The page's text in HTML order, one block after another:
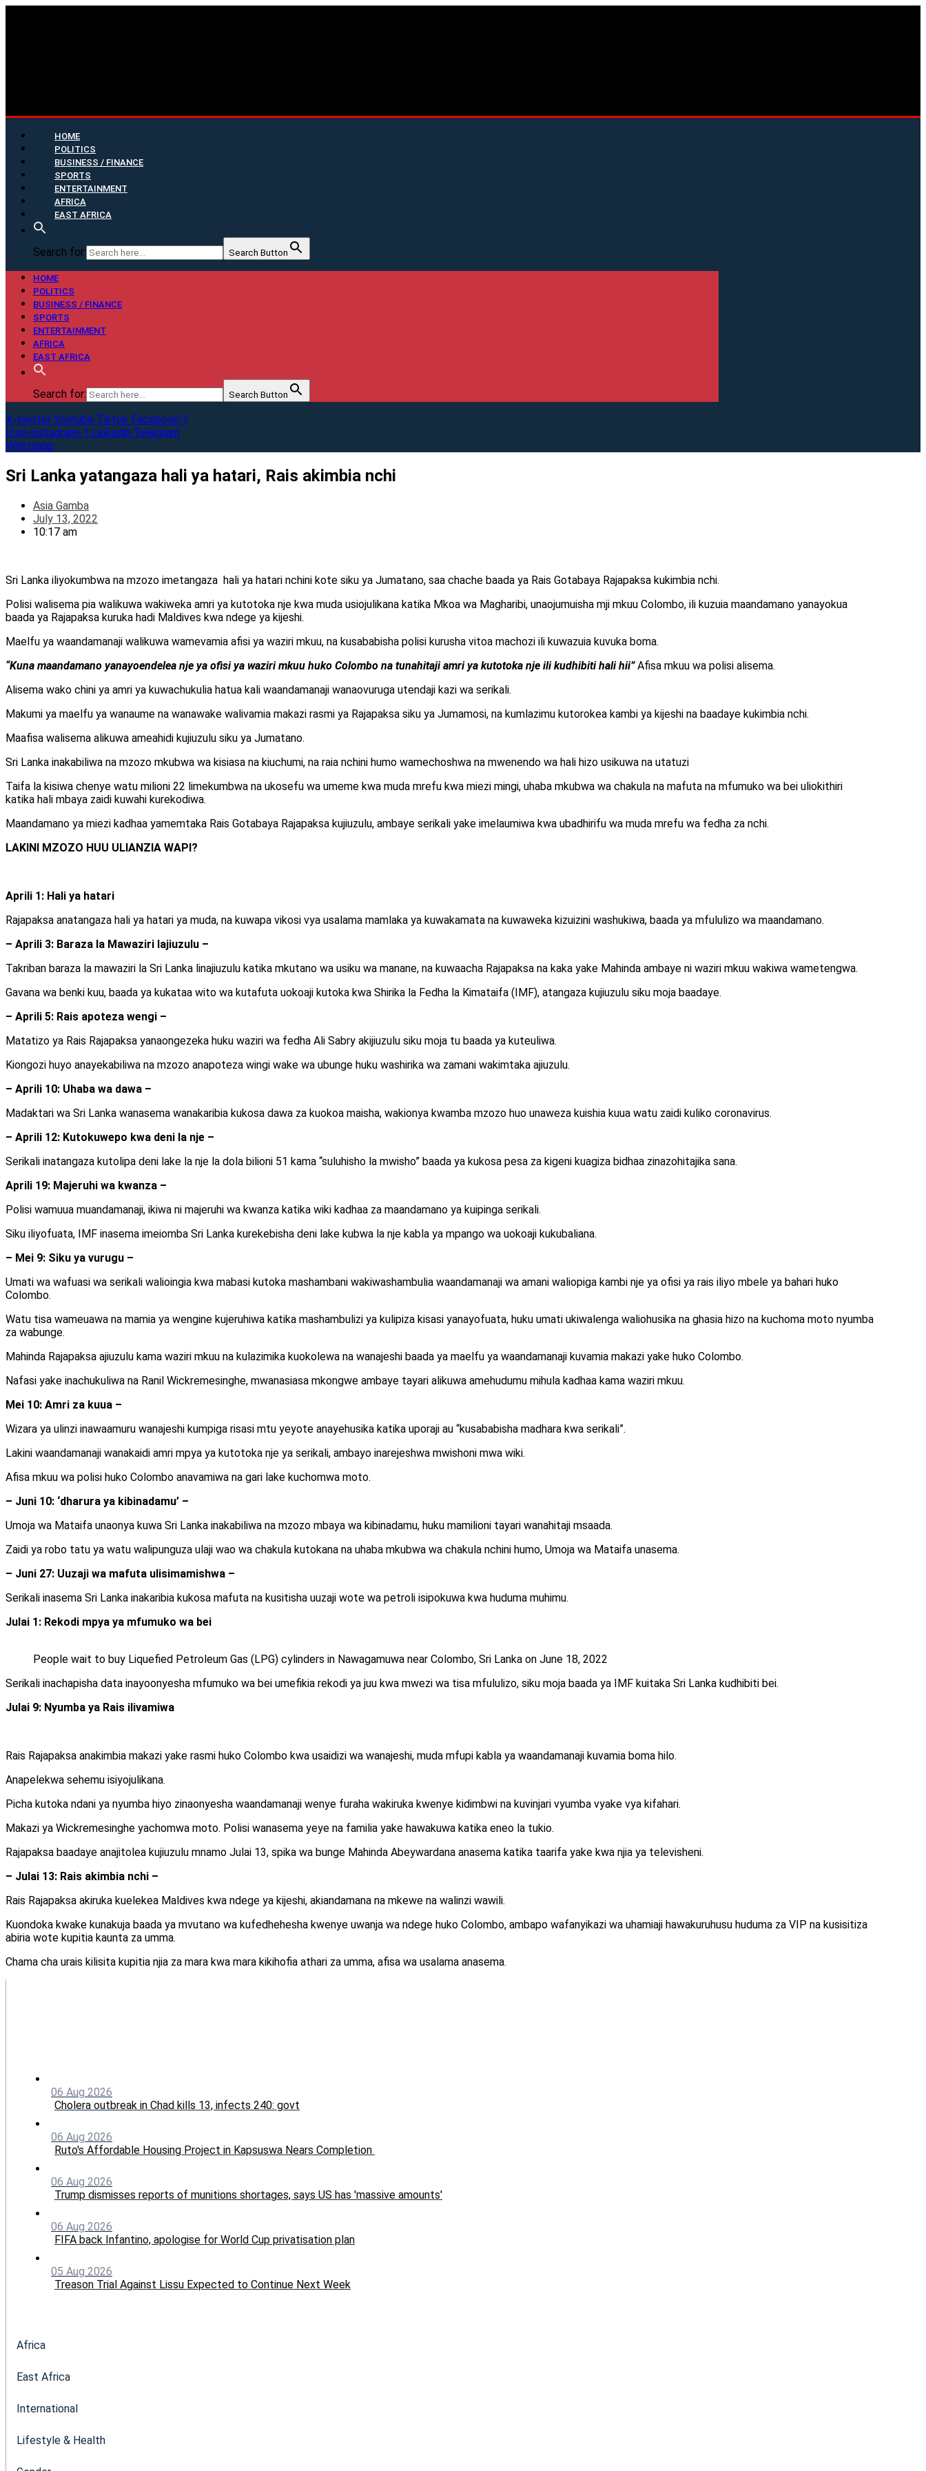
HOME
POLITICS
BUSINESS / FINANCE
SPORTS
ENTERTAINMENT
AFRICA
EAST AFRICA
Search for: Search Button
HOME
POLITICS
BUSINESS / FINANCE
SPORTS
ENTERTAINMENT
AFRICA
EAST AFRICA
Search for: Search Button
X-twitter Youtube Tiktok Facebook-f
Icon-instagram-1 Linkedin Telegram
Whatsapp
Sri Lanka yatangaza hali ya hatari, Rais akimbia nchi
Asia Gamba
July 13, 2022
10:17 am
Sri Lanka iliyokumbwa na mzozo imetangaza hali ya hatari nchini kote siku ya Jumatano, saa chache baada ya Rais Gotabaya Rajapaksa kukimbia nchi.
Polisi walisema pia walikuwa wakiweka amri ya kutotoka nje kwa muda usiojulikana katika Mkoa wa Magharibi, unaojumuisha mji mkuu Colombo, ili kuzuia maandamano yanayokua
baada ya Rajapaksa kuruka hadi Maldives kwa ndege ya kijeshi.
Maelfu ya waandamanaji walikuwa wamevamia afisi ya waziri mkuu, na kusababisha polisi kurusha vitoa machozi ili kuwazuia kuvuka boma.
“Kuna maandamano yanayoendelea nje ya ofisi ya waziri mkuu huko Colombo na tunahitaji amri ya kutotoka nje ili kudhibiti hali hii”Afisa mkuu wa polisi alisema.
Alisema wako chini ya amri ya kuwachukulia hatua kali waandamanaji wanaovuruga utendaji kazi wa serikali.
Makumi ya maelfu ya wanaume na wanawake walivamia makazi rasmi ya Rajapaksa siku ya Jumamosi, na kumlazimu kutorokea kambi ya kijeshi na baadaye kukimbia nchi.
Maafisa walisema alikuwa ameahidi kujiuzulu siku ya Jumatano.
Sri Lanka inakabiliwa na mzozo mkubwa wa kisiasa na kiuchumi, na raia nchini humo wamechoshwa na mwenendo wa hali hizo usikuwa na utatuzi
Taifa la kisiwa chenye watu milioni 22 limekumbwa na ukosefu wa umeme kwa muda mrefu kwa miezi mingi, uhaba mkubwa wa chakula na mafuta na mfumuko wa bei uliokithiri
katika hali mbaya zaidi kuwahi kurekodiwa.
Maandamano ya miezi kadhaa yamemtaka Rais Gotabaya Rajapaksa kujiuzulu, ambaye serikali yake imelaumiwa kwa ubadhirifu wa muda mrefu wa fedha za nchi.
LAKINI MZOZO HUU ULIANZIA WAPI?
Aprili 1: Hali ya hatari
Rajapaksa anatangaza hali ya hatari ya muda, na kuwapa vikosi vya usalama mamlaka ya kuwakamata na kuwaweka kizuizini washukiwa, baada ya mfululizo wa maandamano.
– Aprili 3: Baraza la Mawaziri lajiuzulu –
Takriban baraza la mawaziri la Sri Lanka linajiuzulu katika mkutano wa usiku wa manane, na kuwaacha Rajapaksa na kaka yake Mahinda ambaye ni waziri mkuu wakiwa wametengwa.
Gavana wa benki kuu, baada ya kukataa wito wa kutafuta uokoaji kutoka kwa Shirika la Fedha la Kimataifa (IMF), atangaza kujiuzulu siku moja baadaye.
– Aprili 5: Rais apoteza wengi –
Matatizo ya Rais Rajapaksa yanaongezeka huku waziri wa fedha Ali Sabry akijiuzulu siku moja tu baada ya kuteuliwa.
Kiongozi huyo anayekabiliwa na mzozo anapoteza wingi wake wa ubunge huku washirika wa zamani wakimtaka ajiuzulu.
– Aprili 10: Uhaba wa dawa –
Madaktari wa Sri Lanka wanasema wanakaribia kukosa dawa za kuokoa maisha, wakionya kwamba mzozo huo unaweza kuishia kuua watu zaidi kuliko coronavirus.
– Aprili 12: Kutokuwepo kwa deni la nje –
Serikali inatangaza kutolipa deni lake la nje la dola bilioni 51 kama “suluhisho la mwisho” baada ya kukosa pesa za kigeni kuagiza bidhaa zinazohitajika sana.
Aprili 19: Majeruhi wa kwanza –
Polisi wamuua muandamanaji, ikiwa ni majeruhi wa kwanza katika wiki kadhaa za maandamano ya kuipinga serikali.
Siku iliyofuata, IMF inasema imeiomba Sri Lanka kurekebisha deni lake kubwa la nje kabla ya mpango wa uokoaji kukubaliana.
– Mei 9: Siku ya vurugu –
Umati wa wafuasi wa serikali walioingia kwa mabasi kutoka mashambani wakiwashambulia waandamanaji wa amani waliopiga kambi nje ya ofisi ya rais iliyo mbele ya bahari huko
Colombo.
Watu tisa wameuawa na mamia ya wengine kujeruhiwa katika mashambulizi ya kulipiza kisasi yanayofuata, huku umati ukiwalenga waliohusika na ghasia hizo na kuchoma moto nyumba
za wabunge.
Mahinda Rajapaksa ajiuzulu kama waziri mkuu na kulazimika kuokolewa na wanajeshi baada ya maelfu ya waandamanaji kuvamia makazi yake huko Colombo.
Nafasi yake inachukuliwa na Ranil Wickremesinghe, mwanasiasa mkongwe ambaye tayari alikuwa amehudumu mihula kadhaa kama waziri mkuu.
Mei 10: Amri za kuua –
Wizara ya ulinzi inawaamuru wanajeshi kumpiga risasi mtu yeyote anayehusika katika uporaji au “kusababisha madhara kwa serikali”.
Lakini waandamanaji wanakaidi amri mpya ya kutotoka nje ya serikali, ambayo inarejeshwa mwishoni mwa wiki.
Afisa mkuu wa polisi huko Colombo anavamiwa na gari lake kuchomwa moto.
– Juni 10: ‘dharura ya kibinadamu’ –
Umoja wa Mataifa unaonya kuwa Sri Lanka inakabiliwa na mzozo mbaya wa kibinadamu, huku mamilioni tayari wanahitaji msaada.
Zaidi ya robo tatu ya watu walipunguza ulaji wao wa chakula kutokana na uhaba mkubwa wa chakula nchini humo, Umoja wa Mataifa unasema.
– Juni 27: Uuzaji wa mafuta ulisimamishwa –
Serikali inasema Sri Lanka inakaribia kukosa mafuta na kusitisha uuzaji wote wa petroli isipokuwa kwa huduma muhimu.
Julai 1: Rekodi mpya ya mfumuko wa bei
People wait to buy Liquefied Petroleum Gas (LPG) cylinders in Nawagamuwa near Colombo, Sri Lanka on June 18, 2022
Serikali inachapisha data inayoonyesha mfumuko wa bei umefikia rekodi ya juu kwa mwezi wa tisa mfululizo, siku moja baada ya IMF kuitaka Sri Lanka kudhibiti bei.
Julai 9: Nyumba ya Rais ilivamiwa
Rais Rajapaksa anakimbia makazi yake rasmi huko Colombo kwa usaidizi wa wanajeshi, muda mfupi kabla ya waandamanaji kuvamia boma hilo.
Anapelekwa sehemu isiyojulikana.
Picha kutoka ndani ya nyumba hiyo zinaonyesha waandamanaji wenye furaha wakiruka kwenye kidimbwi na kuvinjari vyumba vyake vya kifahari.
Makazi ya Wickremesinghe yachomwa moto. Polisi wanasema yeye na familia yake hawakuwa katika eneo la tukio.
Rajapaksa baadaye anajitolea kujiuzulu mnamo Julai 13, spika wa bunge Mahinda Abeywardana anasema katika taarifa yake kwa njia ya televisheni.
– Julai 13: Rais akimbia nchi –
Rais Rajapaksa akiruka kuelekea Maldives kwa ndege ya kijeshi, akiandamana na mkewe na walinzi wawili.
Kuondoka kwake kunakuja baada ya mvutano wa kufedhehesha kwenye uwanja wa ndege huko Colombo, ambapo wafanyikazi wa uhamiaji hawakuruhusu huduma za VIP na kusisitiza
abiria wote kupitia kaunta za umma.
Chama cha urais kilisita kupitia njia za mara kwa mara kikihofia athari za umma, afisa wa usalama anasema.
06 Aug 2026
Cholera outbreak in Chad kills 13, infects 240: govt
06 Aug 2026
Ruto's Affordable Housing Project in Kapsuswa Nears Completion
06 Aug 2026
Trump dismisses reports of munitions shortages, says US has 'massive amounts'
06 Aug 2026
FIFA back Infantino, apologise for World Cup privatisation plan
05 Aug 2026
Treason Trial Against Lissu Expected to Continue Next Week
Africa
East Africa
International
Lifestyle & Health